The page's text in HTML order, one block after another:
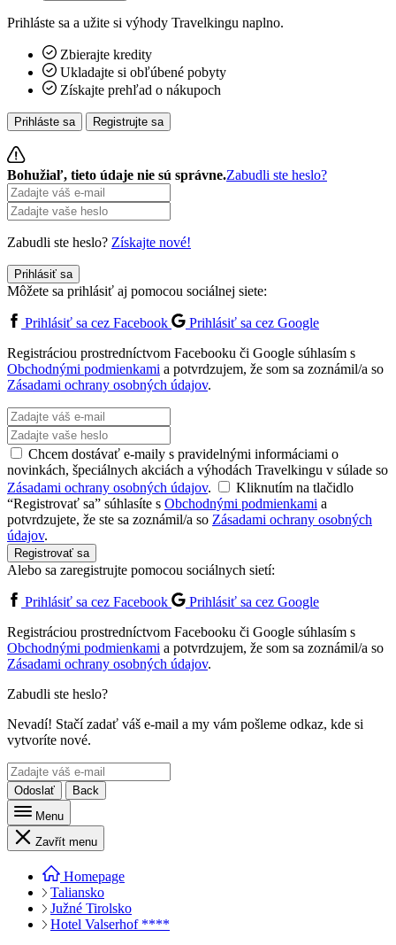
Prihláste sa a užite si výhody Travelkingu naplno.
Zbierajte kredity
Ukladajte si obľúbené pobyty
Získajte prehľad o nákupoch
Prihláste sa Registrujte sa
Bohužiaľ, tieto údaje nie sú správne.Zabudli ste heslo?
Zabudli ste heslo? Získajte nové!
Prihlásiť sa
Môžete sa prihlásiť aj pomocou sociálnej siete:
Prihlásiť sa cez Facebook
Prihlásiť sa cez Google
Registráciou prostredníctvom Facebooku či Google súhlasím s
Obchodnými podmienkami a potvrdzujem, že som sa zoznámil/a so
Zásadami ochrany osobných údajov.
Chcem dostávať e-maily s pravidelnými informáciami o
novinkách, špeciálnych akciách a výhodách Travelkingu v súlade so
Zásadami ochrany osobných údajov.
Kliknutím na tlačidlo
“Registrovať sa” súhlasíte s Obchodnými podmienkami a
potvrdzujete, že ste sa zoznámil/a so Zásadami ochrany osobných
údajov.
Registrovať sa
Alebo sa zaregistrujte pomocou sociálnych sietí:
Prihlásiť sa cez Facebook
Prihlásiť sa cez Google
Registráciou prostredníctvom Facebooku či Google súhlasím s
Obchodnými podmienkami a potvrdzujem, že som sa zoznámil/a so
Zásadami ochrany osobných údajov.
Zabudli ste heslo?
Nevadí! Stačí zadať váš e-mail a my vám pošleme odkaz, kde si
vytvoríte nové.
Odoslať
Back
Menu
Zavřít menu
Homepage
Taliansko
Južné Tirolsko
Hotel Valserhof ****